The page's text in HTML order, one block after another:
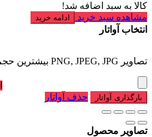
کالا به سبد اضافه شد!
مشاهده سبد خرید
ادامه خرید
انتخاب آواتار
تصاویر PNG, JPEG, JPG بیشترین حجم مجاز 3 مگابایت
بارگذاری آواتار حذف آواتار
تصاویر محصول